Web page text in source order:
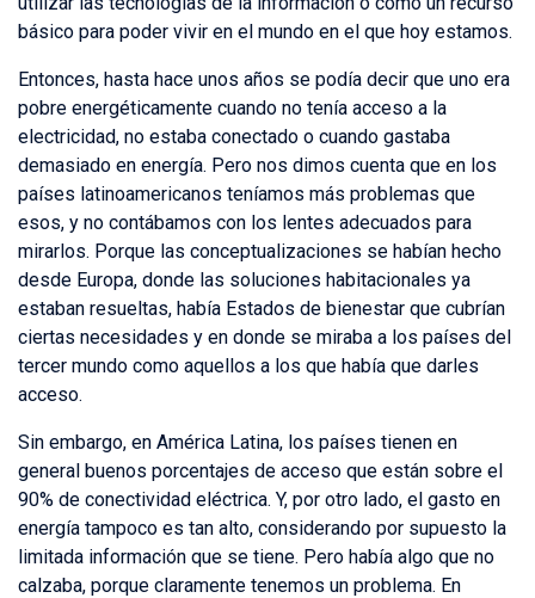
básico para poder vivir en el mundo en el que hoy estamos.
Entonces, hasta hace unos años se podía decir que uno era
pobre energéticamente cuando no tenía acceso a la
electricidad, no estaba conectado o cuando gastaba
demasiado en energía. Pero nos dimos cuenta que en los
países latinoamericanos teníamos más problemas que
esos, y no contábamos con los lentes adecuados para
mirarlos. Porque las conceptualizaciones se habían hecho
desde Europa, donde las soluciones habitacionales ya
estaban resueltas, había Estados de bienestar que cubrían
ciertas necesidades y en donde se miraba a los países del
tercer mundo como aquellos a los que había que darles
acceso.
Sin embargo, en América Latina, los países tienen en
general buenos porcentajes de acceso que están sobre el
90% de conectividad eléctrica. Y, por otro lado, el gasto en
energía tampoco es tan alto, considerando por supuesto la
limitada información que se tiene. Pero había algo que no
calzaba, porque claramente tenemos un problema. En